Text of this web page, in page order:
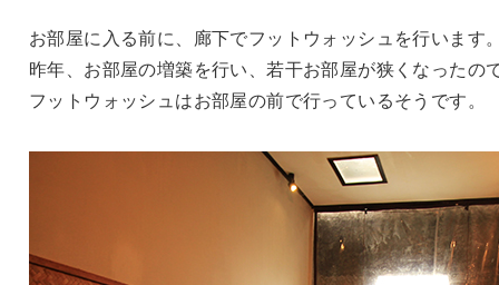
お部屋に入る前に、廊下でフットウォッシュを行います
昨年、お部屋の増築を行い、若干お部屋が狭くなったの
フットウォッシュはお部屋の前で行っているそうです。